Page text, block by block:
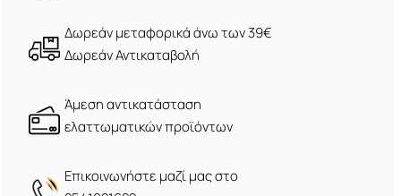
Δωρεάν μεταφορικά άνω των 39€
Δωρεάν Αντικαταβολή
Άμεση αντικατάσταση
ελαττωματικών προϊόντων
Eπικοινωνήστε μαζί μας στο